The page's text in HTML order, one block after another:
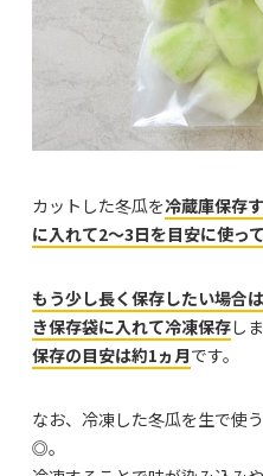
カットした冬瓜を冷蔵庫保存
に入れて2〜3日を目安に使っ
もう少し長く保存したい場合
き保存袋に入れて冷凍保存し
保存の目安は約1ヵ月です。
なお、冷凍した冬瓜を生で使
◎。